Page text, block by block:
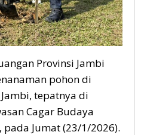
Provinsi Jambi
pohon di
tepatnya di
Cagar Budaya
Jumat (23/1/2026).